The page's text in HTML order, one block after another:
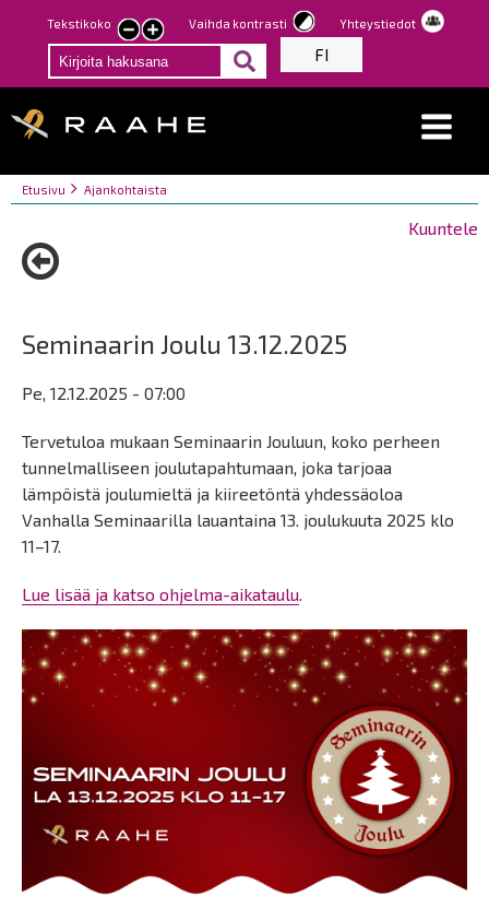
Hyppää
pääsisältöön
Tekstikoko
Pienennä
tekstin
kokoa
Suurenna
tekstin
kokoa
Vaihda kontrasti Yhteystiedot
FI
Breadcrumbs
You
here:
Etusivu Ajankohtaista
Kuuntele
Seminaarin Joulu 13.12.2025
Pe, 12.12.2025 - 07:00
Tervetuloa mukaan Seminaarin Jouluun, koko perheen
tunnelmalliseen joulutapahtumaan, joka tarjoaa
lämpöistä joulumieltä ja kiireetöntä yhdessäoloa
Vanhalla Seminaarilla lauantaina 13. joulukuuta 2025 klo
11–17.
Lue lisää ja katso ohjelma-aikataulu.